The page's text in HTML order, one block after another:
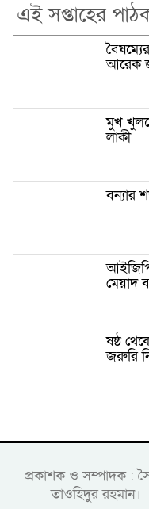
এই সপ্তাহের
আরেক
মুখ
লাকী
বন্যার
মেয়াদ
ষষ্ঠ
জরুরি
প্রকাশক ও সম্পাদক :
তাওহিদুর রহমান।